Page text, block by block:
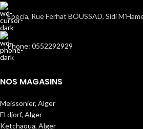
Epecia, Rue Ferhat BOUSSAD, Sidi
Phone: 0552292929
NOS MAGASINS
Meissonier, Alger
El djorf, Alger
Ketchaoua, Alger